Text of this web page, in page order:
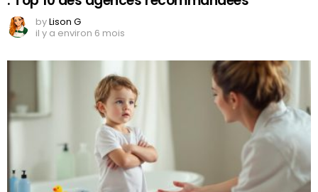
byLison G
il y a environ 6 mois